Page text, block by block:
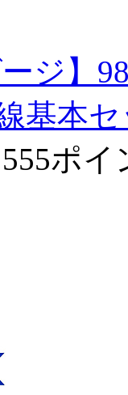
ージ】
基本
555ポ